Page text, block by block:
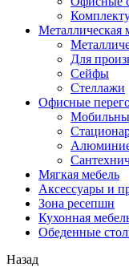
Металлическая
Для
Сейфы
Стеллажи
Офисные
Мягкая мебель
Аксессуары и
Зона ресепшн
Кухонная
Обеденные
Назад